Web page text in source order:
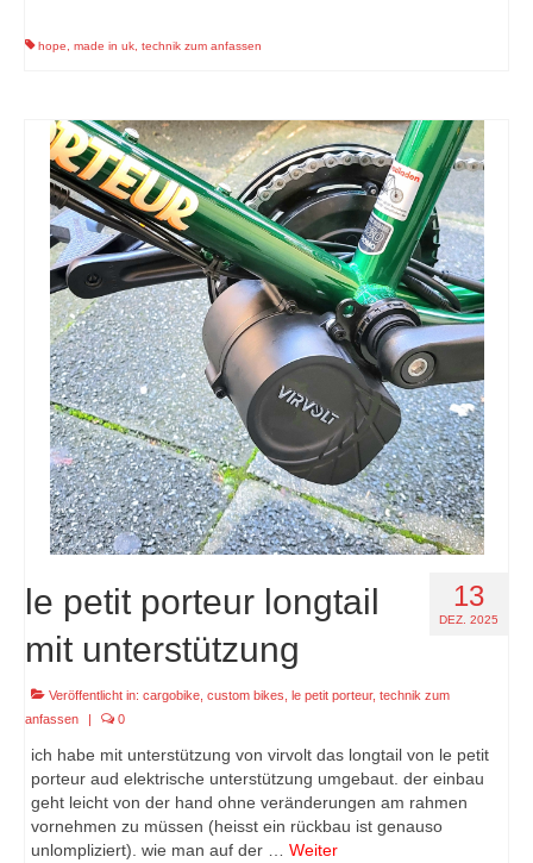
hope made in uk technik zum anfassen
13
DEZ. 2025
le petit porteur longtail
mit unterstützung
Veröffentlicht in: cargobike custom bikes le petit porteur, technik zum
anfassen
| 0
ich habe mit unterstützung von virvolt das longtail von le petit
porteur aud elektrische unterstützung umgebaut. der einbau
geht leicht von der hand ohne veränderungen am rahmen
vornehmen zu müssen (heisst ein rückbau ist genauso
unlompliziert). wie man auf der … Weiter